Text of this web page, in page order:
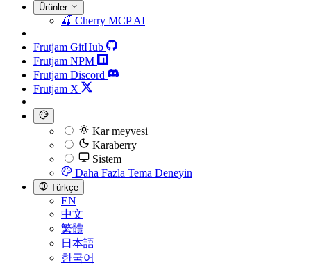
Ürünler
🍒 Cherry MCPAI
Frutjam GitHub
Frutjam NPM
Frutjam Discord
Frutjam X
Kar meyvesi
Karaberry
Sistem
Daha Fazla Tema Deneyin
Türkçe
EN
中文
繁體
日本語
한국어